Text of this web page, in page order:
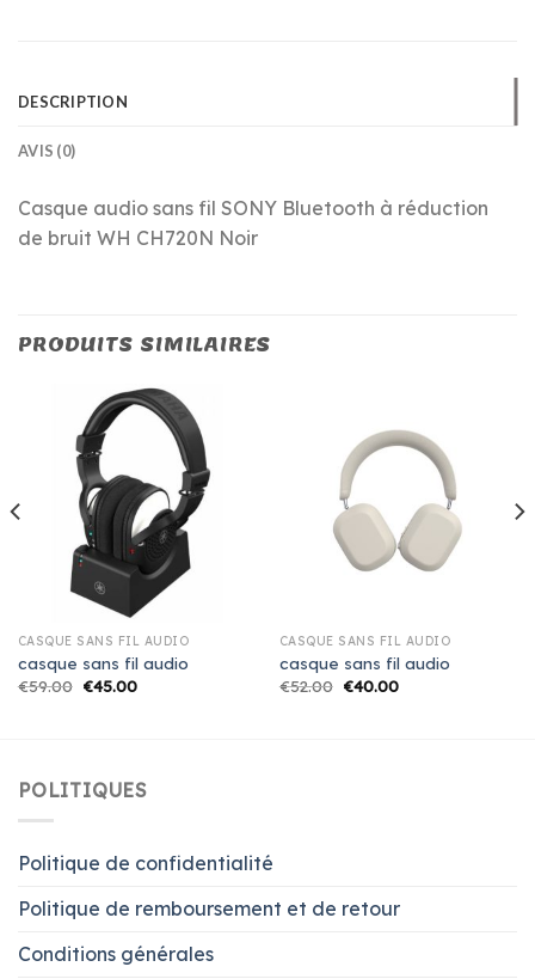
DESCRIPTION
AVIS (0)
Casque audio sans fil SONY Bluetooth à réduction
de bruit WH CH720N Noir
PRODUITS SIMILAIRES
CASQUE SANS FIL AUDIO
casque sans fil audio
€59.00 €45.00
CASQUE SANS FIL AUDIO
casque sans fil audio
€52.00 €40.00
POLITIQUES
Politique de confidentialité
Politique de remboursement et de retour
Conditions générales